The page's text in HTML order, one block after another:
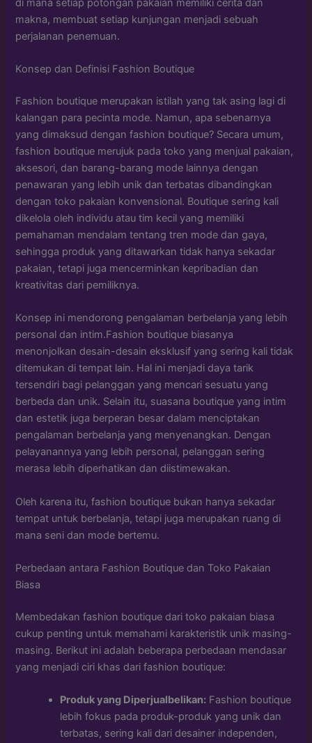
di mana setiap potongan pakaian memiliki cerita dan
makna, membuat setiap kunjungan menjadi sebuah
perjalanan penemuan.
Konsep dan Definisi Fashion Boutique
Fashion boutique merupakan istilah yang tak asing lagi di
kalangan para pecinta mode. Namun, apa sebenarnya
yang dimaksud dengan fashion boutique? Secara umum,
fashion boutique merujuk pada toko yang menjual pakaian,
aksesori, dan barang-barang mode lainnya dengan
penawaran yang lebih unik dan terbatas dibandingkan
dengan toko pakaian konvensional. Boutique sering kali
dikelola oleh individu atau tim kecil yang memiliki
pemahaman mendalam tentang tren mode dan gaya,
sehingga produk yang ditawarkan tidak hanya sekadar
pakaian, tetapi juga mencerminkan kepribadian dan
kreativitas dari pemiliknya.
Konsep ini mendorong pengalaman berbelanja yang lebih
personal dan intim.Fashion boutique biasanya
menonjolkan desain-desain eksklusif yang sering kali tidak
ditemukan di tempat lain. Hal ini menjadi daya tarik
tersendiri bagi pelanggan yang mencari sesuatu yang
berbeda dan unik. Selain itu, suasana boutique yang intim
dan estetik juga berperan besar dalam menciptakan
pengalaman berbelanja yang menyenangkan. Dengan
pelayanannya yang lebih personal, pelanggan sering
merasa lebih diperhatikan dan diistimewakan.
Oleh karena itu, fashion boutique bukan hanya sekadar
tempat untuk berbelanja, tetapi juga merupakan ruang di
mana seni dan mode bertemu.
Perbedaan antara Fashion Boutique dan Toko Pakaian
Biasa
Membedakan fashion boutique dari toko pakaian biasa
cukup penting untuk memahami karakteristik unik masing-
masing. Berikut ini adalah beberapa perbedaan mendasar
yang menjadi ciri khas dari fashion boutique:
Produk yang Diperjualbelikan: Fashion boutique
lebih fokus pada produk-produk yang unik dan
terbatas, sering kali dari desainer independen,